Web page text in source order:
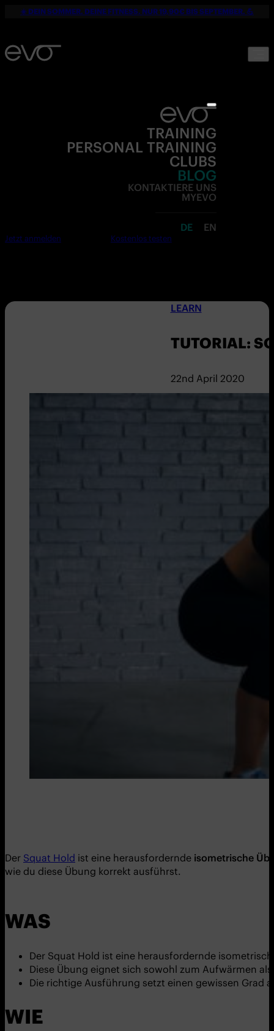
☀️ DEIN SOMMER. DEINE FITNESS. NUR 19,90€ BIS SEPTEMBER. 💪
TRAINING
PERSONAL TRAINING
CLUBS
BLOG
KONTAKTIERE UNS
MYEVO
DE EN
Jetzt anmelden Kostenlos testen
LEARN
TUTORIAL:
22nd April 2020
Der Squat Hold ist eine herausfordernde isometrische
wie du diese Übung korrekt ausführst.
WAS
Der Squat Hold ist eine herausfordernde
Diese Übung eignet sich sowohl zum Aufwärmen
Die richtige Ausführung setzt einen gewissen Grad
WIE